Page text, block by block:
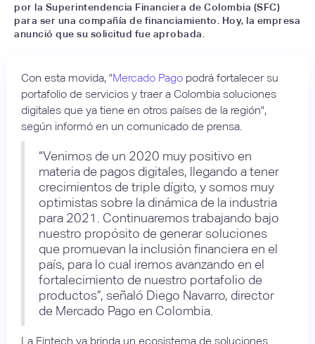
por la Superintendencia Financiera de Colombia (SFC)
para ser una compañía de financiamiento. Hoy, la empresa
anunció que su solicitud fue aprobada.
Con esta movida, "Mercado Pago podrá fortalecer su
portafolio de servicios y traer a Colombia soluciones
digitales que ya tiene en otros países de la región",
según informó en un comunicado de prensa.
“Venimos de un 2020 muy positivo en
materia de pagos digitales, llegando a tener
crecimientos de triple dígito, y somos muy
optimistas sobre la dinámica de la industria
para 2021. Continuaremos trabajando bajo
nuestro propósito de generar soluciones
que promuevan la inclusión financiera en el
país, para lo cual iremos avanzando en el
fortalecimiento de nuestro portafolio de
productos”, señaló Diego Navarro, director
de Mercado Pago en Colombia.
La Fintech ya brinda un ecosistema de soluciones